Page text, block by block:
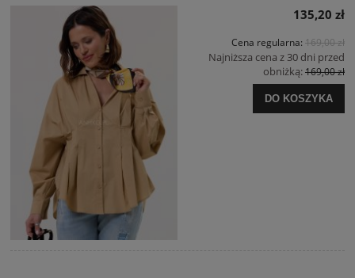
135,20 zł
Cena regularna: 169,00 zł
Najniższa cena z 30 dni przed
obniżką:169,00 zł
DO KOSZYKA